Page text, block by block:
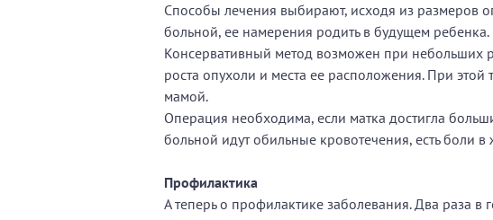
Способы лечения выбирают, исходя из размеров
больной, ее намерения родить в будущем ребенка.
Консервативный метод возможен при небольших
роста опухоли и места ее расположения. При этой
мамой.
Операция необходима, если матка достигла
больной идут обильные кровотечения, есть боли в
Профилактика
А теперь о профилактике заболевания. Два раза